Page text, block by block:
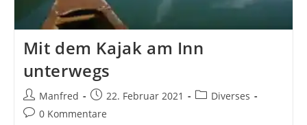
Mit dem Kajak am Inn
unterwegs
Beitrags-
Autor:
Manfred
Beitrag
veröffentlicht:
22. Februar 2021
Beitrags-
Diverses
Beitrags-
0 Kommentare